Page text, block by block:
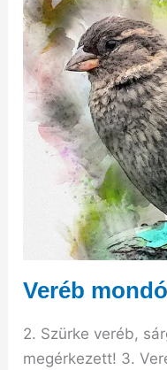
Veréb
2. Szürke veréb,
megérkezett! 3.